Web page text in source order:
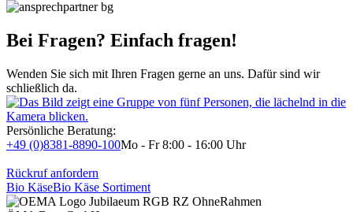
Bei Fragen? Einfach fragen!
Wenden Sie sich mit Ihren Fragen gerne an uns. Dafür sind wir
schließlich da.
Persönliche Beratung:
+49 (0)8381-8890-100Mo - Fr 8:00 - 16:00 Uhr
Rückruf anfordern
Bio KäseBio Käse Sortiment